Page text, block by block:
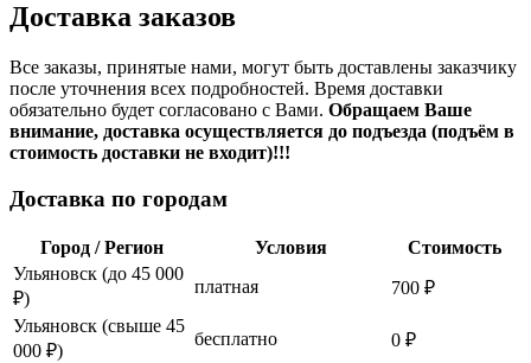
Доставка заказов
Все заказы, принятые нами, могут быть доставлены заказчику
после уточнения всех подробностей. Время доставки
обязательно будет согласовано с Вами. Обращаем Ваше
внимание, доставка осуществляется до подъезда (подъём в
стоимость доставки не входит)!!!
Доставка по городам
Город / Регион Условия
Стоимость
Ульяновск (до 45 000
₽)
платная
700 ₽
Ульяновск (свыше 45
000 ₽)
бесплатно
0 ₽